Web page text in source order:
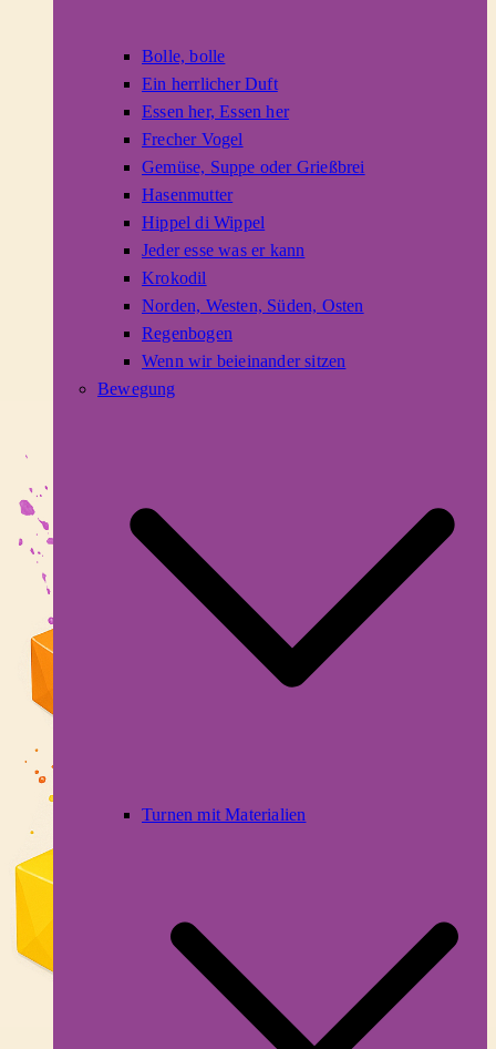
Bolle, bolle
Ein herrlicher Duft
Essen her, Essen her
Frecher Vogel
Gemüse, Suppe oder Grießbrei
Hasenmutter
Hippel di Wippel
Jeder esse was er kann
Krokodil
Norden, Westen, Süden, Osten
Regenbogen
Wenn wir beieinander sitzen
Bewegung
Turnen mit Materialien